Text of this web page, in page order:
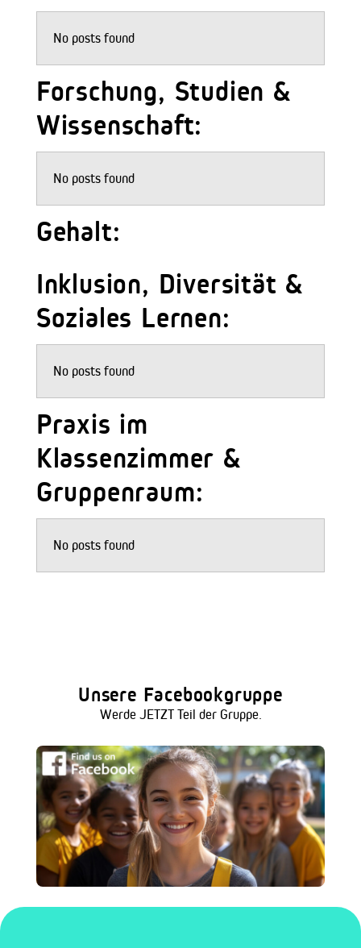
No posts found
Forschung, Studien &
Wissenschaft:
No posts found
Gehalt:
Inklusion, Diversität &
Soziales Lernen:
No posts found
Praxis im
Klassenzimmer &
Gruppenraum:
No posts found
Unsere Facebookgruppe
Werde JETZT Teil der Gruppe.